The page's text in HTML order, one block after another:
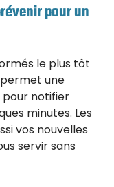
pour un
le plus tôt
une
notifier
minutes. Les
vos nouvelles
servir sans